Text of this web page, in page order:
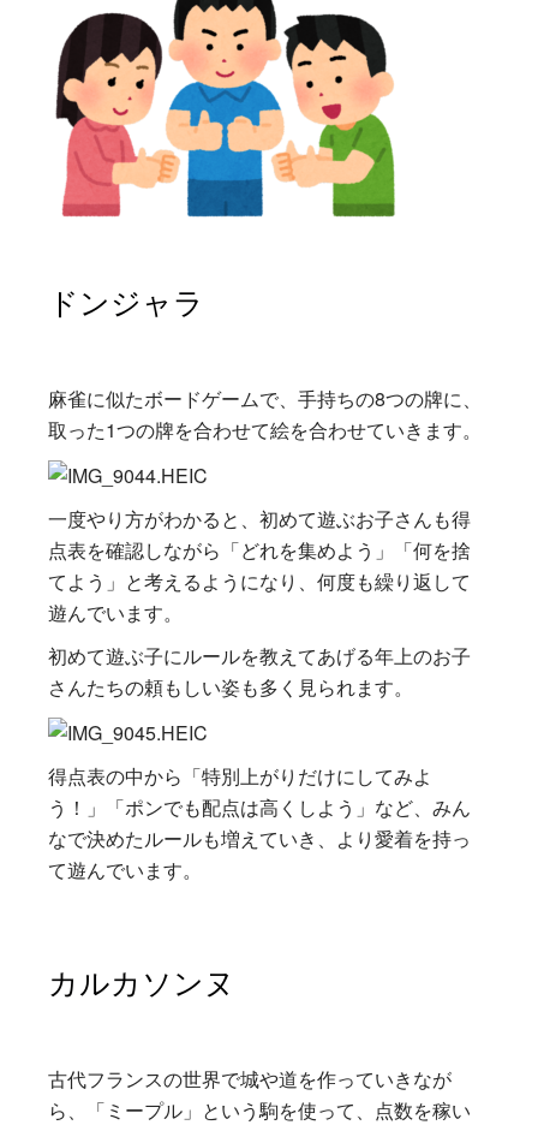
ドンジャラ
麻雀に似たボードゲームで、手持ちの8つの牌に、
取った1つの牌を合わせて絵を合わせていきます。
一度やり方がわかると、初めて遊ぶお子さんも得
点表を確認しながら「どれを集めよう」「何を捨
てよう」と考えるようになり、何度も繰り返して
遊んでいます。
初めて遊ぶ子にルールを教えてあげる年上のお子
さんたちの頼もしい姿も多く見られます。
得点表の中から「特別上がりだけにしてみよ
う！」「ポンでも配点は高くしよう」など、みん
なで決めたルールも増えていき、より愛着を持っ
て遊んでいます。
カルカソンヌ
古代フランスの世界で城や道を作っていきなが
ら、「ミープル」という駒を使って、点数を稼い